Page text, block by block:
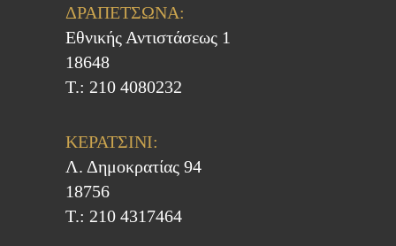
ΔΡΑΠΕΤΣΩΝΑ:
Εθνικής Αντιστάσεως 1
18648
Τ.: 210 4080232
ΚΕΡΑΤΣΙΝΙ:
Λ. Δημοκρατίας 94
18756
Τ.: 210 4317464